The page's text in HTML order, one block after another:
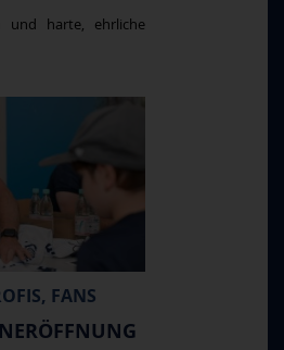
und harte, ehrliche
FANS